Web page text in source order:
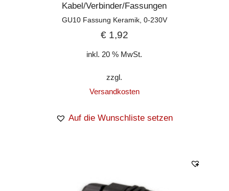
Kabel/Verbinder/Fassungen
GU10 Fassung Keramik, 0-230V
€1,92
inkl. 20 % MwSt.
zzgl.
Versandkosten
Auf die Wunschliste setzen